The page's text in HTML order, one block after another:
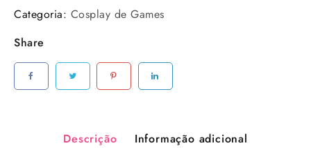
Categoria: Cosplay de Games
Share
Descrição
Informação adicional